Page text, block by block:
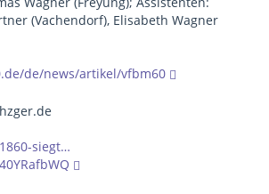
(Vachendorf), Elisabeth Wagner
de/news/artikel/vfbm60
siegt…